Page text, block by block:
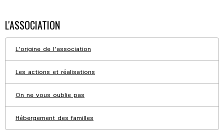
L'ASSOCIATION
L'origine de l'association
Les actions et réalisations
On ne vous oublie pas
Hébergement des familles